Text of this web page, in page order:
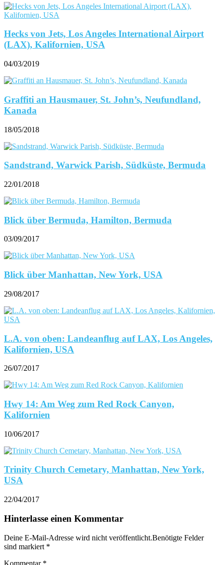
Hecks von Jets, Los Angeles International Airport
(LAX), Kalifornien, USA
04/03/2019
Graffiti an Hausmauer, St. John’s, Neufundland,
Kanada
18/05/2018
Sandstrand, Warwick Parish, Südküste, Bermuda
22/01/2018
Blick über Bermuda, Hamilton, Bermuda
03/09/2017
Blick über Manhattan, New York, USA
29/08/2017
L.A. von oben: Landeanflug auf LAX, Los Angeles,
Kalifornien, USA
26/07/2017
Hwy 14: Am Weg zum Red Rock Canyon,
Kalifornien
10/06/2017
Trinity Church Cemetary, Manhattan, New York,
USA
22/04/2017
Hinterlasse einen Kommentar
Deine E-Mail-Adresse wird nicht veröffentlicht.Benötigte Felder
sind markiert *
Kommentar *